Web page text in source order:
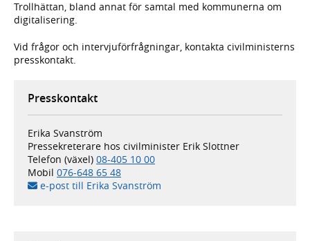
Trollhättan, bland annat för samtal med kommunerna om
digitalisering.
Vid frågor och intervjuförfrågningar, kontakta civilministerns
presskontakt.
Presskontakt
Erika Svanström
Pressekreterare hos civilminister Erik Slottner
Telefon (växel) 08-405 10 00
Mobil 076-648 65 48
e-post till Erika Svanström